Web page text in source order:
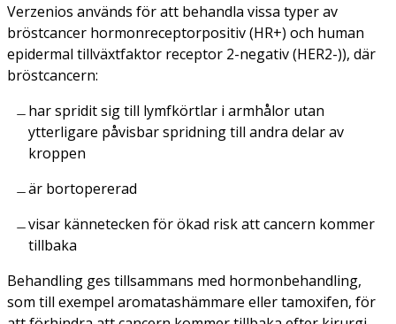
Verzenios används för att behandla vissa typer av
bröstcancer hormonreceptorpositiv (HR+) och human
epidermal tillväxtfaktor receptor 2-negativ (HER2-)), där
bröstcancern:
har spridit sig till lymfkörtlar i armhålor utan
ytterligare påvisbar spridning till andra delar av
kroppen
är bortopererad
visar kännetecken för ökad risk att cancern kommer
tillbaka
Behandling ges tillsammans med hormonbehandling,
som till exempel aromatashämmare eller tamoxifen, för